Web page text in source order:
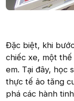
Đặc biệt, khi
chiếc xe, một
em. Tại đây, học
thực tế ảo tăng
phá các hành